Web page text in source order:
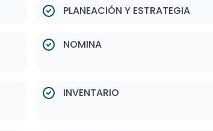
PLANEACIÓN Y ESTRATEGIA
NOMINA
INVENTARIO